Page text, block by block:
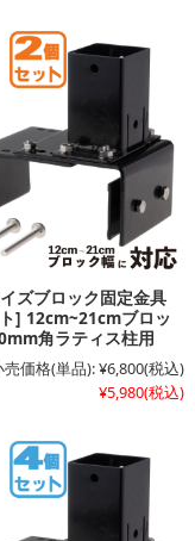
ズブロック固定金具
] 12cm~21cmブロッ
角ラティス柱用
売価格(単品):¥6,800(税込)
¥5,980(税込)